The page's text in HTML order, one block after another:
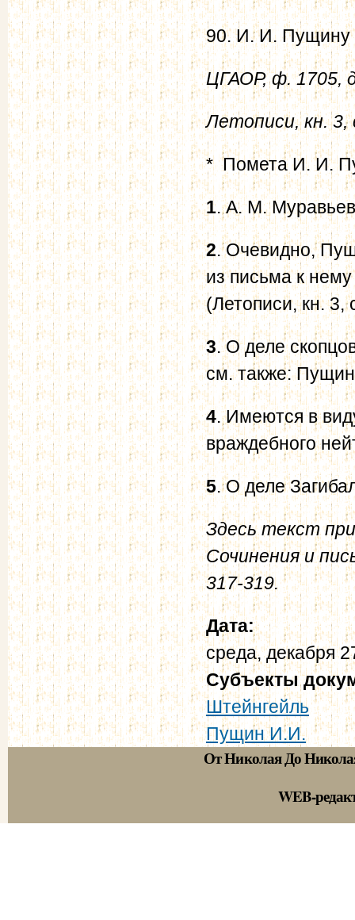
90. И. И. Пущину
ЦГАОР, ф. 1705,
Летописи, кн.
* Помета И. И.
1. А. М.
2. Очевидно,
из письма к нему
(Летописи, кн.
3. О деле
см. также:
4. Имеются в
враждебного
5. О деле
Здесь текст
Сочинения и
317-319.
Дата:
среда, декабря
Субъекты
Штейнгейль
Пущин И.И.
От Николая До
WEB-